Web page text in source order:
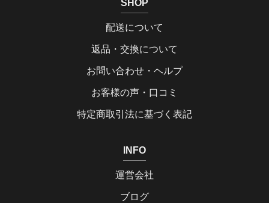
SHOP
配送について
返品・交換について
お問い合わせ・ヘルプ
お客様の声・口コミ
特定商取引法に基づく表記
INFO
運営会社
ブログ